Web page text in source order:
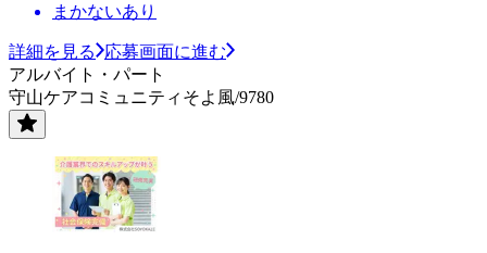
まかないあり
詳細を見る
応募画面に進む
アルバイト・パート
守山ケアコミュニティそよ風/9780